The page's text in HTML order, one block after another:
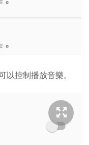
以控制播放音樂。